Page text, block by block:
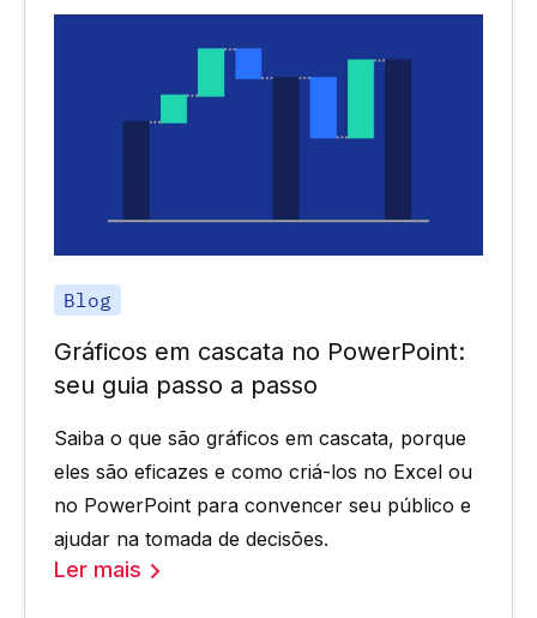
Blog
Gráficos em cascata no PowerPoint:
seu guia passo a passo
Saiba o que são gráficos em cascata, porque
eles são eficazes e como criá-los no Excel ou
no PowerPoint para convencer seu público e
ajudar na tomada de decisões.
Ler mais